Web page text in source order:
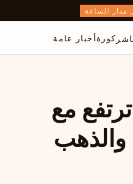
مدار الساعة
كورةأخبار عامة
مع
والذهب